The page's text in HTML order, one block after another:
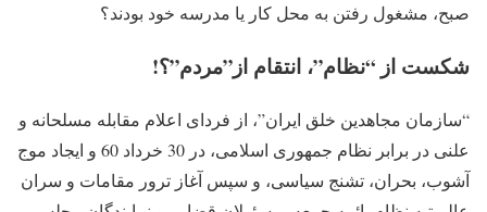
صبح، مشغول رفتن به محل کار یا مدرسه خود بودند؟
شکست از “نظام”، انتقام از”مردم”؟!
“سازمان مجاهدین خلق ایران”، از فردای اعلام مقابله مسلحانه و
علنی در برابر نظام جمهوری اسلامی، در 30 خرداد 60 و ایجاد موج
آشوب، بحران، تشنج سیاسی، و سپس آغاز ترور مقامات و سران